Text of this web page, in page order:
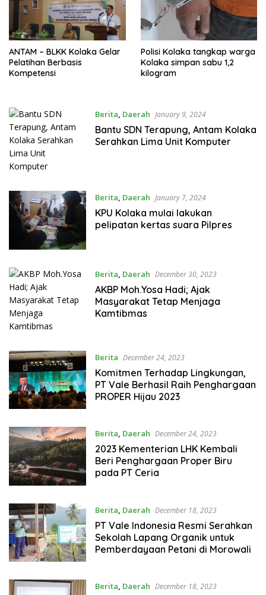
ANTAM – BLKK Kolaka Gelar
Pelatihan Berbasis
Kompetensi
Polisi Kolaka tangkap warga
Kolaka simpan sabu 1,2
kilogram
Berita, Daerah January 9, 2024
Bantu SDN Terapung, Antam Kolaka
Serahkan Lima Unit Komputer
Berita, Daerah January 7, 2024
KPU Kolaka mulai lakukan
pelipatan kertas suara Pilpres
Berita, Daerah December 30, 2023
AKBP Moh.Yosa Hadi; Ajak
Masyarakat Tetap Menjaga
Kamtibmas
Berita December 24, 2023
Komitmen Terhadap Lingkungan,
PT Vale Berhasil Raih Penghargaan
PROPER Hijau 2023
Berita, Daerah December 24, 2023
2023 Kementerian LHK Kembali
Beri Penghargaan Proper Biru
pada PT Ceria
Berita, Daerah December 18, 2023
PT Vale Indonesia Resmi Serahkan
Sekolah Lapang Organik untuk
Pemberdayaan Petani di Morowali
Berita, Daerah December 18, 2023